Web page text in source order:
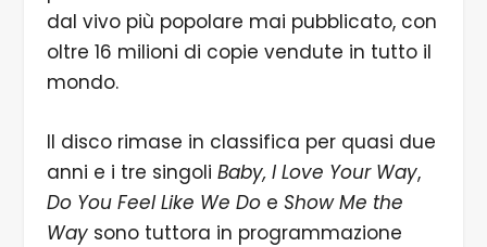
dal vivo più popolare mai pubblicato, con
oltre 16 milioni di copie vendute in tutto il
mondo.
Il disco rimase in classifica per quasi due
anni e i tre singoli Baby, I Love Your Way,
Do You Feel Like We Doe Show Me the
Waysono tuttora in programmazione